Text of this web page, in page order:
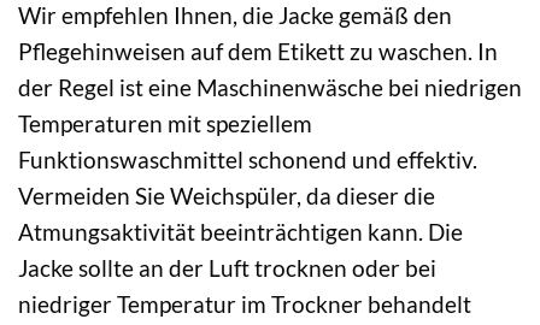
Wir empfehlen Ihnen, die Jacke gemäß den
Pflegehinweisen auf dem Etikett zu waschen. In
der Regel ist eine Maschinenwäsche bei niedrigen
Temperaturen mit speziellem
Funktionswaschmittel schonend und effektiv.
Vermeiden Sie Weichspüler, da dieser die
Atmungsaktivität beeinträchtigen kann. Die
Jacke sollte an der Luft trocknen oder bei
niedriger Temperatur im Trockner behandelt